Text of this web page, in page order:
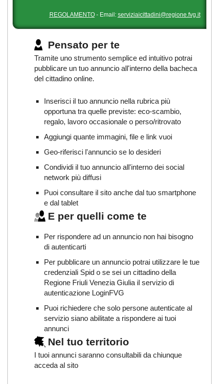
REGOLAMENTO- Email: serviziaicittadini@regione.fvg.it
Pensato per te
Tramite uno strumento semplice ed intuitivo potrai
pubblicare un tuo annuncio all'interno della bacheca
del cittadino online.
Inserisci il tuo annuncio nella rubrica più
opportuna tra quelle previste: eco-scambio,
regalo, lavoro occasionale o perso/ritrovato
Aggiungi quante immagini, file e link vuoi
Geo-riferisci l'annuncio se lo desideri
Condividi il tuo annuncio all'interno dei social
network più diffusi
Puoi consultare il sito anche dal tuo smartphone
e dal tablet
E per quelli come te
Per rispondere ad un annuncio non hai bisogno
di autenticarti
Per pubblicare un annuncio potrai utilizzare le tue
credenziali Spid o se sei un cittadino della
Regione Friuli Venezia Giulia il servizio di
autenticazione LoginFVG
Puoi richiedere che solo persone autenticate al
servizio siano abilitate a rispondere ai tuoi
annunci
Nel tuo territorio
I tuoi annunci saranno consultabili da chiunque
acceda al sito